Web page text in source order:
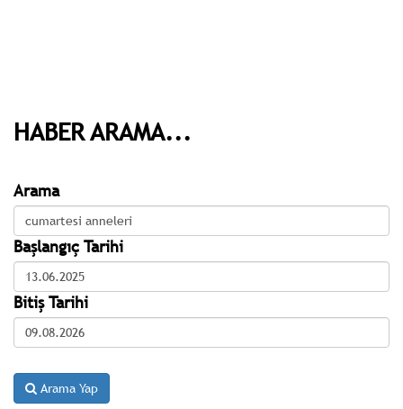
HABER ARAMA...
Arama
Başlangıç Tarihi
Bitiş Tarihi
Arama Yap